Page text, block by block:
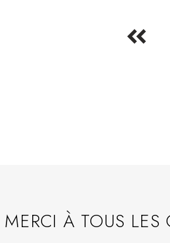
MERCI À TOUS